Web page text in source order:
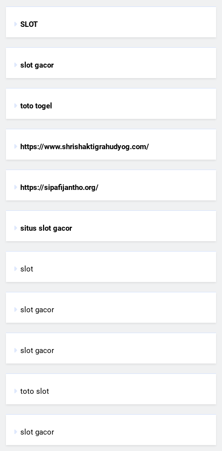
SLOT
slot gacor
toto togel
https://www.shrishaktigrahudyog.com/
https://sipafijantho.org/
situs slot gacor
slot
slot gacor
slot gacor
toto slot
slot gacor